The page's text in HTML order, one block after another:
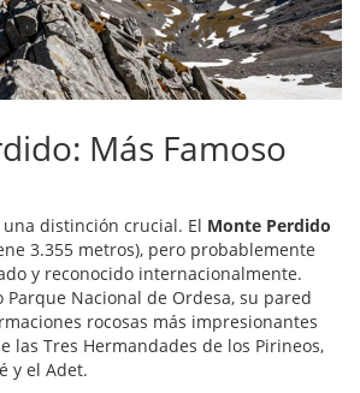
Más Famoso
distinción crucial. El Monte Perdido
3.355 metros), pero probablemente
y reconocido internacionalmente.
Nacional de Ordesa, su pared
rocosas más impresionantes
las Tres Hermandades de los Pirineos,
y el Adet.